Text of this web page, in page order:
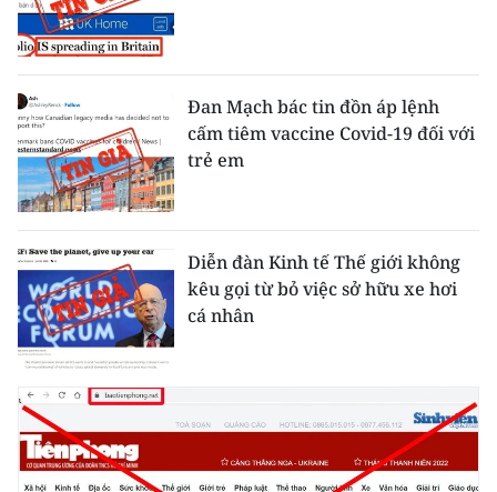
Đan Mạch bác tin đồn áp lệnh
cấm tiêm vaccine Covid-19 đối với
trẻ em
Diễn đàn Kinh tế Thế giới không
kêu gọi từ bỏ việc sở hữu xe hơi
cá nhân